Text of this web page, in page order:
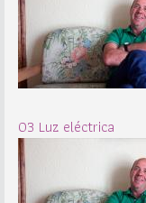
03 Luz eléctrica